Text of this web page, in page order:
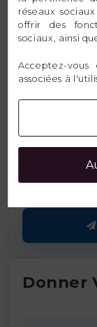
Donner
réseaux
offrir des
sociaux, ainsi
Acceptez-
associées à